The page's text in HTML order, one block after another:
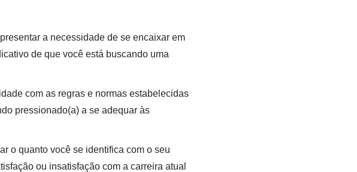
a necessidade de se encaixar em
de que você está buscando uma
com as regras e normas estabelecidas
pressionado(a) a se adequar às
o quanto você se identifica com o seu
ou insatisfação com a carreira atual